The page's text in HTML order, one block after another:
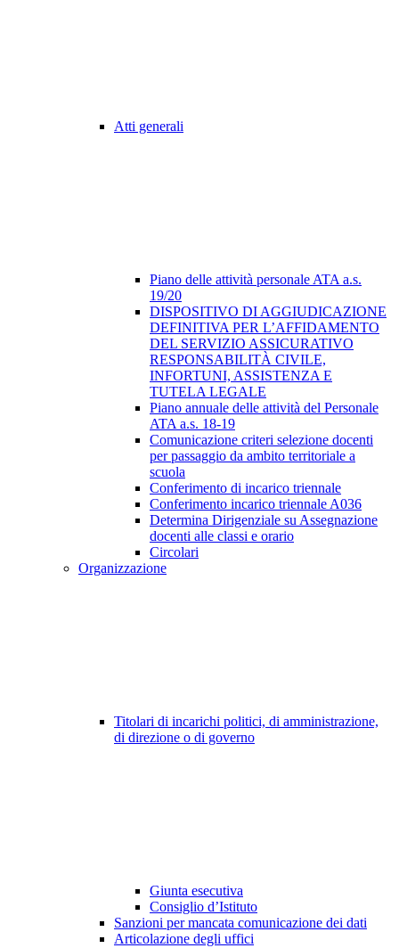
Atti generali
Piano delle attività personale ATA a.s.
19/20
DISPOSITIVO DI AGGIUDICAZIONE
DEFINITIVA PER L’AFFIDAMENTO
DEL SERVIZIO ASSICURATIVO
RESPONSABILITÀ CIVILE,
INFORTUNI, ASSISTENZA E
TUTELA LEGALE
Piano annuale delle attività del Personale
ATA a.s. 18-19
Comunicazione criteri selezione docenti
per passaggio da ambito territoriale a
scuola
Conferimento di incarico triennale
Conferimento incarico triennale A036
Determina Dirigenziale su Assegnazione
docenti alle classi e orario
Circolari
Organizzazione
Titolari di incarichi politici, di amministrazione,
di direzione o di governo
Giunta esecutiva
Consiglio d’Istituto
Sanzioni per mancata comunicazione dei dati
Articolazione degli uffici